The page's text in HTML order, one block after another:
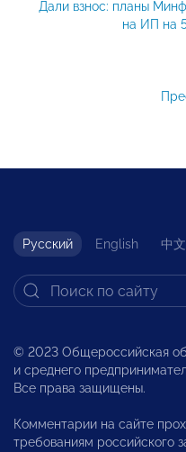
Дали взнос: планы
на ИП на
Русский English 中文
© 2023 Общероссийская
и среднего
Все права защищены.
Комментарии на сайте
требованиям российского